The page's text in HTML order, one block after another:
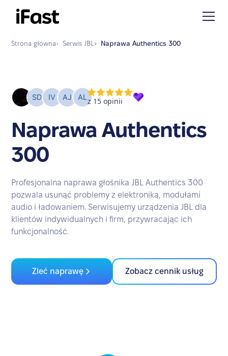
Strona główna› Serwis JBL › Naprawa Authentics 300
Naprawa Authentics
300
Profesjonalna naprawa głośnika JBL Authentics 300
pozwala usunąć problemy z elektroniką, modułami
audio i ładowaniem. Serwisujemy urządzenia JBL dla
klientów indywidualnych i firm, przywracając ich
funkcjonalność.
Zleć naprawę Zobacz cennik usług